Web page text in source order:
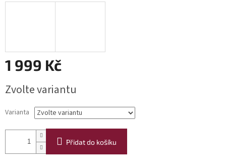
1 999 Kč
cena:
Zvolte variantu
Varianta
Přidat do košíku